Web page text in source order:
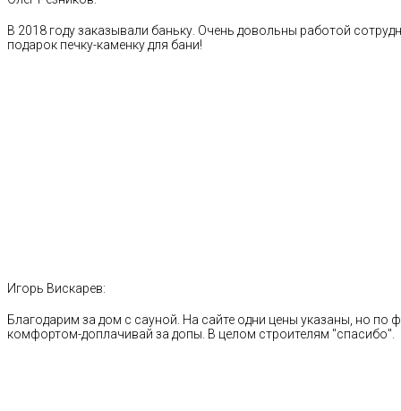
В 2018 году заказывали баньку. Очень довольны работой
подарок печку-каменку для бани!
Игорь Вискарев:
Благодарим за дом с сауной. На сайте одни цены указаны, но по
комфортом-доплачивай за допы. В целом строителям "спасибо".